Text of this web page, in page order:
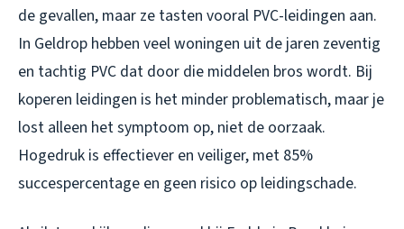
de gevallen, maar ze tasten vooral PVC-leidingen aan.
In Geldrop hebben veel woningen uit de jaren zeventig
en tachtig PVC dat door die middelen bros wordt. Bij
koperen leidingen is het minder problematisch, maar je
lost alleen het symptoom op, niet de oorzaak.
Hogedruk is effectiever en veiliger, met 85%
succespercentage en geen risico op leidingschade.